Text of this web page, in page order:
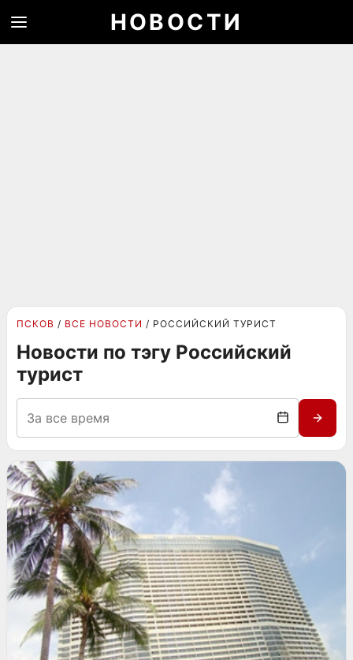
НОВОСТИ
ПСКОВ ВСЕ НОВОСТИ РОССИЙСКИЙ ТУРИСТ
Новости по тэгу Российский
турист